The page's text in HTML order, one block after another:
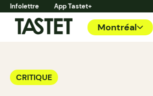
Infolettre App Tastet+
Montréal
CRITIQUE